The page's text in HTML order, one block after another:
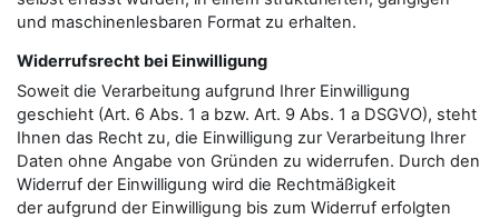
und maschinenlesbaren Format zu erhalten.
Widerrufsrecht bei Einwilligung
Soweit die Verarbeitung aufgrund Ihrer Einwilligung
geschieht (Art. 6 Abs. 1 a bzw. Art. 9 Abs. 1 a DSGVO), steht
Ihnen das Recht zu, die Einwilligung zur Verarbeitung Ihrer
Daten ohne Angabe von Gründen zu widerrufen. Durch den
Widerruf der Einwilligung wird die Rechtmäßigkeit
der aufgrund der Einwilligung bis zum Widerruf erfolgten